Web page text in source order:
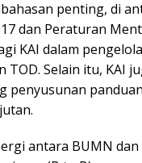
penting, di
dan Peraturan
KAI dalam
TOD. Selain itu, KAI
penyusunan
antara BUMN